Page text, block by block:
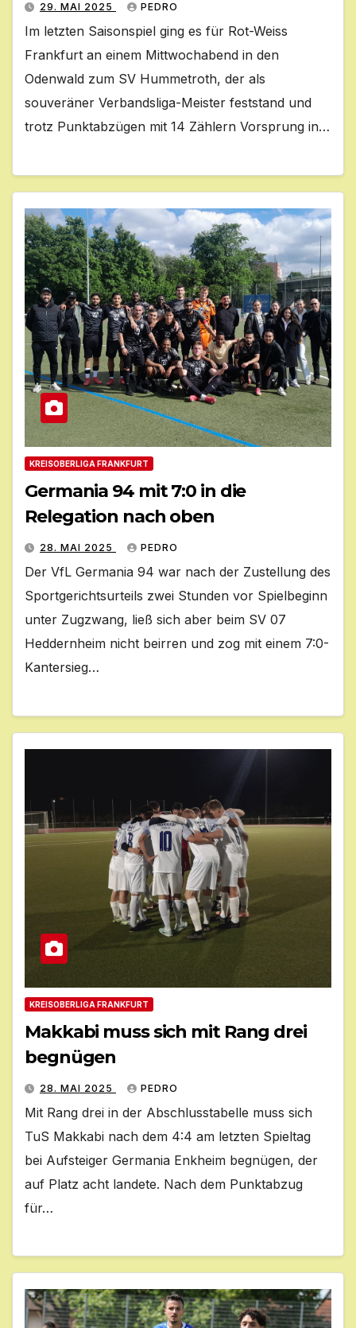
29. MAI 2025 PEDRO
Im letzten Saisonspiel ging es für Rot-Weiss
Frankfurt an einem Mittwochabend in den
Odenwald zum SV Hummetroth, der als
souveräner Verbandsliga-Meister feststand und
trotz Punktabzügen mit 14 Zählern Vorsprung in…
KREISOBERLIGA FRANKFURT
Germania 94 mit 7:0 in die
Relegation nach oben
28. MAI 2025 PEDRO
Der VfL Germania 94 war nach der Zustellung des
Sportgerichtsurteils zwei Stunden vor Spielbeginn
unter Zugzwang, ließ sich aber beim SV 07
Heddernheim nicht beirren und zog mit einem 7:0-
Kantersieg…
KREISOBERLIGA FRANKFURT
Makkabi muss sich mit Rang drei
begnügen
28. MAI 2025 PEDRO
Mit Rang drei in der Abschlusstabelle muss sich
TuS Makkabi nach dem 4:4 am letzten Spieltag
bei Aufsteiger Germania Enkheim begnügen, der
auf Platz acht landete. Nach dem Punktabzug
für…